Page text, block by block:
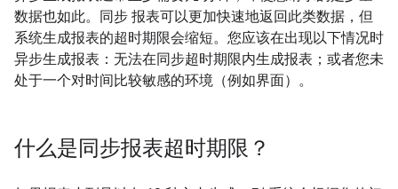
数据也如此。同步 报表可以更加快速地返回此类数据，但
系统生成报表的超时期限会缩短。您应该在出现以下情况时
异步生成报表：无法在同步超时期限内生成报表；或者您未
处于一个对时间比较敏感的环境（例如界面）。
什么是同步报表超时期限？